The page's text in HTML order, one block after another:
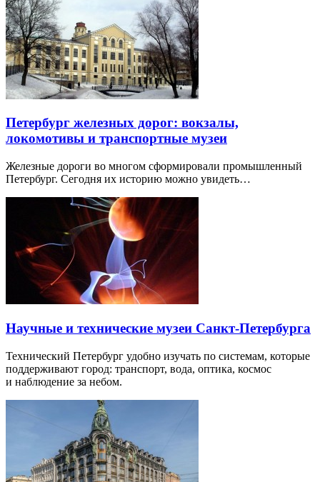
Петербург железных дорог: вокзалы,
локомотивы и транспортные музеи
Железные дороги во многом сформировали промышленный
Петербург. Сегодня их историю можно увидеть…
Научные и технические музеи Санкт-Петербурга
Технический Петербург удобно изучать по системам, которые
поддерживают город: транспорт, вода, оптика, космос
и наблюдение за небом.